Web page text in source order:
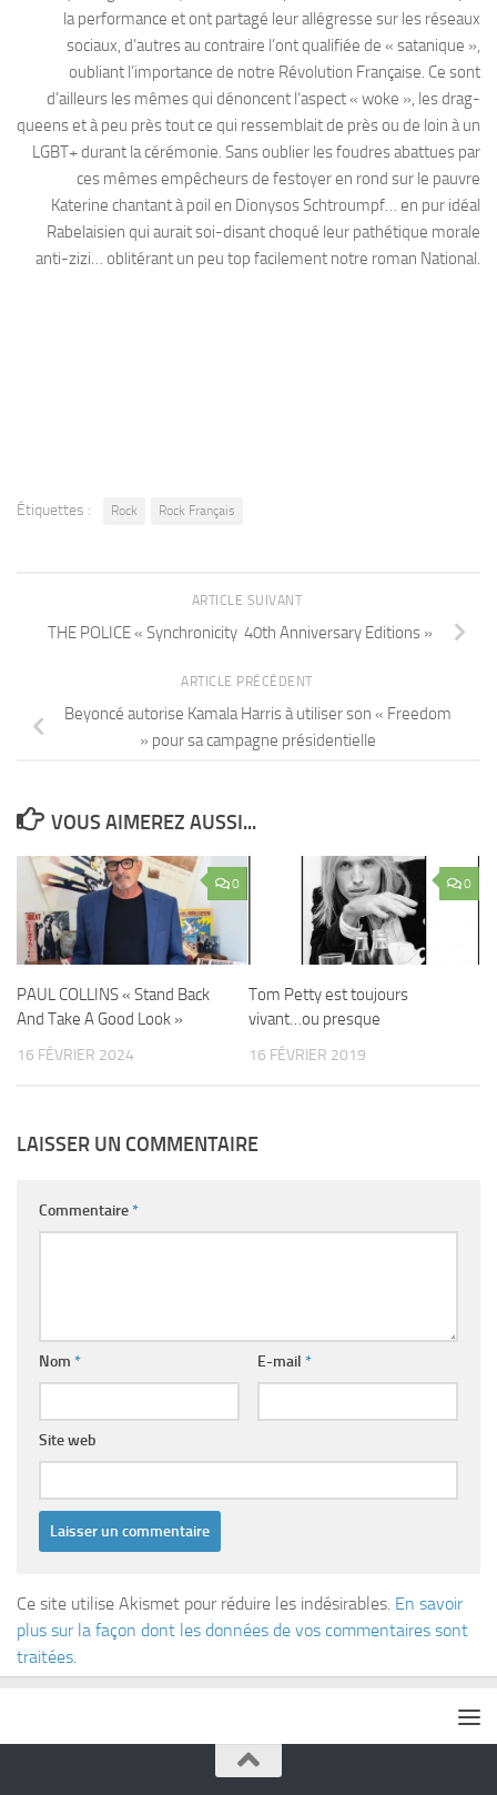
la performance et ont partagé leur allégresse sur les réseaux
sociaux, d’autres au contraire l’ont qualifiée de « satanique »,
oubliant l’importance de notre Révolution Française. Ce sont
d’ailleurs les mêmes qui dénoncent l‘aspect « woke », les drag-
queens et à peu près tout ce qui ressemblait de près ou de loin à un
LGBT+ durant la cérémonie. Sans oublier les foudres abattues par
ces mêmes empêcheurs de festoyer en rond sur le pauvre
Katerine chantant à poil en Dionysos Schtroumpf… en pur idéal
Rabelaisien qui aurait soi-disant choqué leur pathétique morale
anti-zizi… oblitérant un peu top facilement notre roman National.
Étiquettes : Rock Rock Français
ARTICLE SUIVANT
THE POLICE « Synchronicity 40th Anniversary Editions »
ARTICLE PRÉCÉDENT
Beyoncé autorise Kamala Harris à utiliser son « Freedom
» pour sa campagne présidentielle
VOUS AIMEREZ AUSSI...
0
PAUL COLLINS « Stand Back
And Take A Good Look »
16 FÉVRIER 2024
0
Tom Petty est toujours
vivant…ou presque
16 FÉVRIER 2019
LAISSER UN COMMENTAIRE
Commentaire*
Nom * E-mail *
Site web
Ce site utilise Akismet pour réduire les indésirables. En savoir
plus sur la façon dont les données de vos commentaires sont
traitées.